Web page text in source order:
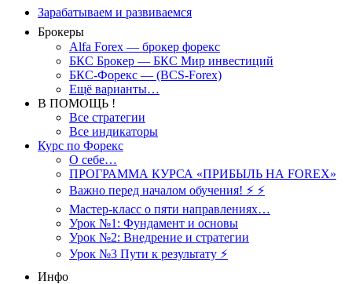
Зарабатываем и развиваемся
Брокеры
Alfa Forex — брокер форекс
БКС Брокер — БКС Мир инвестиций
БКС-Форекс — (BCS-Forex)
Ещё варианты…
В ПОМОЩЬ !
Все стратегии
Все индикаторы
Курс по Форекс
О себе…
ПРОГРАММА КУРСА «ПРИБЫЛЬ НА FOREX»
Важно перед началом обучения! ⚡ ⚡
Мастер-класс о пяти направлениях…
Урок №1: Фундамент и основы
Урок №2: Внедрение и стратегии
Урок №3 Пути к результату ⚡️
Инфо